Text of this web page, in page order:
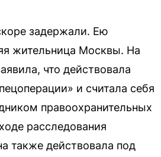
задержали. Ею
жительница Москвы. На
что действовала
и считала себя
правоохранительных
расследования
также действовала под